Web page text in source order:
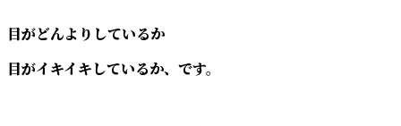
目がどんよりしているか
目がイキイキしているか、です。